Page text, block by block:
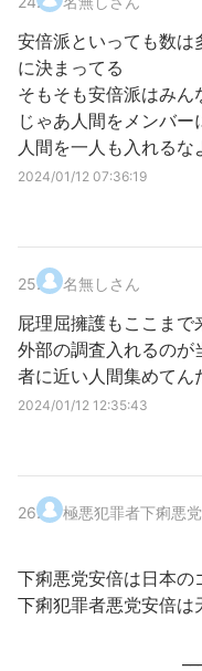
安倍派といっても数は
に決まってる
そもそも安倍派はみん
じゃあ人間をメンバー
人間を一人も入れる
2024/01/12 07:36:19
25. 名無しさん
屁理屈擁護もここま
外部の調査入れるのが
者に近い人間集めてん
2024/01/12 12:35:43
26. 極悪犯罪者下痢悪
下痢悪党安倍は日本の
下痢犯罪者悪党安倍は
_